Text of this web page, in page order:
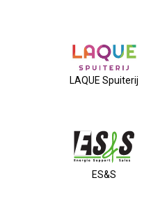
LAQUE Spuiterij
ES&S